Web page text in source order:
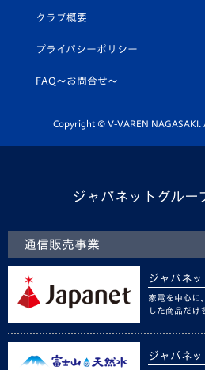
平和祈念活動
ホームタウン活動
スクール
ヴィヴィくんインスタグラム
公式LINE＠
クラブ概要
プライバシーポリシー
FAQ〜お問合せ〜
Copyright © V-VAREN NAGASAKI.
ジャパネットグルー
通信販売事業
ジャパネ
家電を中心に
した商品だけ
ジャパネ